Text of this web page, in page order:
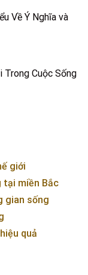
Về Ý Nghĩa và
Trong Cuộc Sống
giới
tại miền Bắc
gian sống
quả